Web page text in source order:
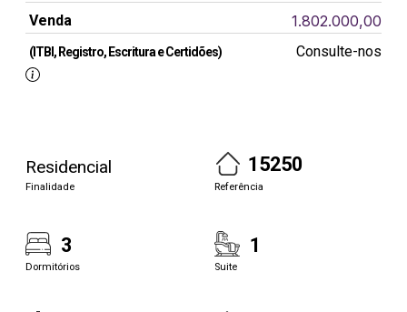
Venda
1.802.000,00
(ITBI, Registro, Escritura e Certidões) Consulte-nos
Residencial
Finalidade
15250
Referência
3
Dormitórios
1
Suite